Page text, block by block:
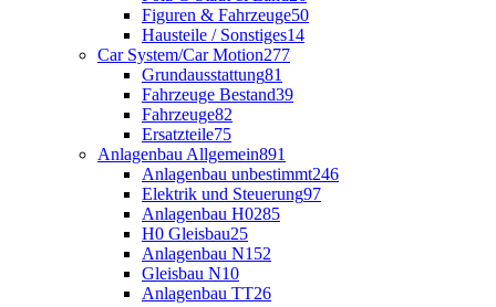
Figuren & Fahrzeuge50
Hausteile / Sonstiges14
Car System/Car Motion277
Grundausstattung81
Fahrzeuge Bestand39
Fahrzeuge82
Ersatzteile75
Anlagenbau Allgemein891
Anlagenbau unbestimmt246
Elektrik und Steuerung97
Anlagenbau H0285
H0 Gleisbau25
Anlagenbau N152
Gleisbau N10
Anlagenbau TT26